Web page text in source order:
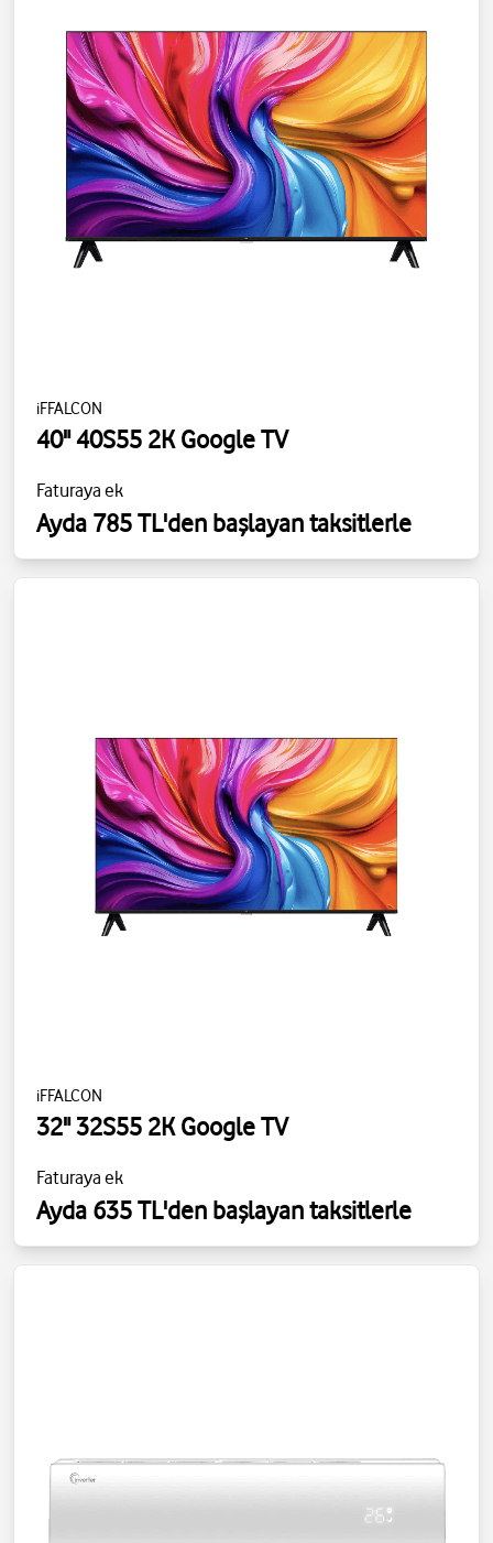
iFFALCON
40" 40S55 2K Google TV
Faturaya ek
Ayda 785 TL'den başlayan taksitlerle
iFFALCON
32" 32S55 2K Google TV
Faturaya ek
Ayda 635 TL'den başlayan taksitlerle